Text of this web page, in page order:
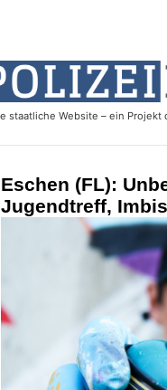
Eschen (FL):
Jugendtreff,